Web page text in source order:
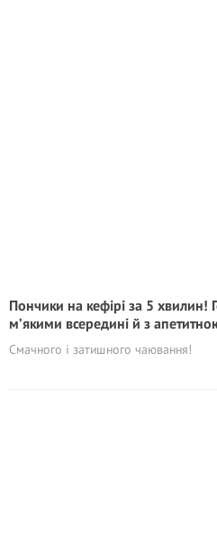
Пончики на кефірі за 5 хвилин!
м’якими всередині й з
Смачного і затишного чаювання!